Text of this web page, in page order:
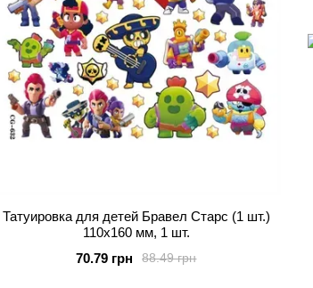
Татуировка для детей Бравел Старс (1 шт.)
110х160 мм, 1 шт.
88.49 грн
70.79 грн